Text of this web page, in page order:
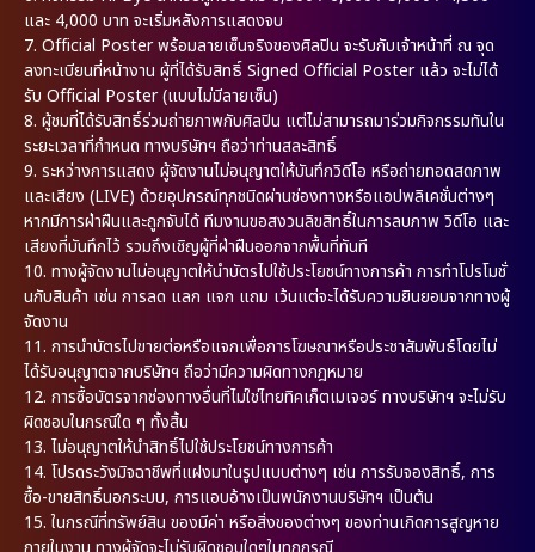
และ 4,000 บาท จะเริ่มหลังการแสดงจบ
7. Official Poster พร้อมลายเซ็นจริงของศิลปิน จะรับกับเจ้าหน้าที่ ณ จุด
ลงทะเบียนที่หน้างาน ผู้ที่ได้รับสิทธิ์ Signed Official Poster แล้ว จะไม่ได้
รับ Official Poster (แบบไม่มีลายเซ็น)
8. ผู้ชมที่ได้รับสิทธิ์ร่วมถ่ายภาพกับศิลปิน แต่ไม่สามารถมาร่วมกิจกรรมทันใน
ระยะเวลาที่กำหนด ทางบริษัทฯ ถือว่าท่านสละสิทธิ์
9. ระหว่างการแสดง ผู้จัดงานไม่อนุญาตให้บันทึกวิดีโอ หรือถ่ายทอดสดภาพ
และเสียง (LIVE) ด้วยอุปกรณ์ทุกชนิดผ่านช่องทางหรือแอปพลิเคชั่นต่างๆ
หากมีการฝ่าฝืนและถูกจับได้ ทีมงานขอสงวนลิขสิทธิ์ในการลบภาพ วิดีโอ และ
เสียงที่บันทึกไว้ รวมถึงเชิญผู้ที่ฝ่าฝืนออกจากพื้นที่ทันที
10. ทางผู้จัดงานไม่อนุญาตให้นำบัตรไปใช้ประโยชน์ทางการค้า การทำโปรโมชั่
นกับสินค้า เช่น การลด แลก แจก แถม เว้นแต่จะได้รับความยินยอมจากทางผู้
จัดงาน
11. การนำบัตรไปขายต่อหรือแจกเพื่อการโฆษณาหรือประชาสัมพันธ์โดยไม่
ได้รับอนุญาตจากบริษัทฯ ถือว่ามีความผิดทางกฎหมาย
12. การซื้อบัตรจากช่องทางอื่นที่ไม่ใช่ไทยทิคเก็ตเมเจอร์ ทางบริษัทฯ จะไม่รับ
ผิดชอบในกรณีใด ๆ ทั้งสิ้น
13. ไม่อนุญาตให้นำสิทธิ์ไปใช้ประโยชน์ทางการค้า
14. โปรดระวังมิจฉาชีพที่แฝงมาในรูปแบบต่างๆ เช่น การรับจองสิทธิ์, การ
ซื้อ-ขายสิทธิ์นอกระบบ, การแอบอ้างเป็นพนักงานบริษัทฯ เป็นต้น
15. ในกรณีที่ทรัพย์สิน ของมีค่า หรือสิ่งของต่างๆ ของท่านเกิดการสูญหาย